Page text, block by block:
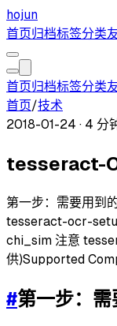
hojun
首页归档标签分类
首页归档标签分类
首页/技术
2018-01-24 · 4 分
tesseract-
第一步：需要用到
tesseract-ocr-
chi_sim 注意
供)Supported
#第一步：